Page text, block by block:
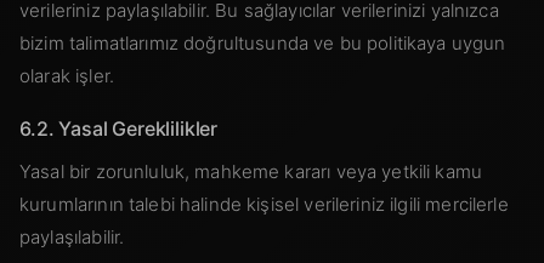
verileriniz paylaşılabilir. Bu sağlayıcılar verilerinizi yalnızca
bizim talimatlarımız doğrultusunda ve bu politikaya uygun
olarak işler.
6.2. Yasal Gereklilikler
Yasal bir zorunluluk, mahkeme kararı veya yetkili kamu
kurumlarının talebi halinde kişisel verileriniz ilgili mercilerle
paylaşılabilir.